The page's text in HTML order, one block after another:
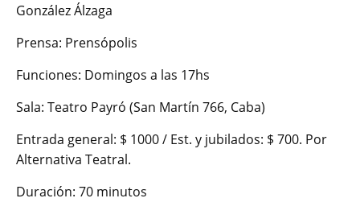
González Álzaga
Prensa: Prensópolis
Funciones: Domingos a las 17hs
Sala: Teatro Payró (San Martín 766, Caba)
Entrada general: $ 1000 / Est. y jubilados: $ 700. Por
Alternativa Teatral.
Duración: 70 minutos